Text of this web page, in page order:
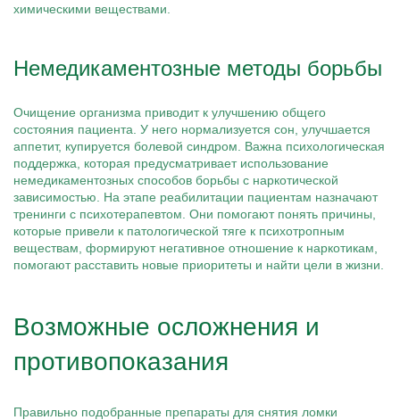
химическими веществами.
Немедикаментозные методы борьбы
Очищение организма приводит к улучшению общего
состояния пациента. У него нормализуется сон, улучшается
аппетит, купируется болевой синдром. Важна психологическая
поддержка, которая предусматривает использование
немедикаментозных способов борьбы с наркотической
зависимостью. На этапе реабилитации пациентам назначают
тренинги с психотерапевтом. Они помогают понять причины,
которые привели к патологической тяге к психотропным
веществам, формируют негативное отношение к наркотикам,
помогают расставить новые приоритеты и найти цели в жизни.
Возможные осложнения и
противопоказания
Правильно подобранные препараты для снятия ломки